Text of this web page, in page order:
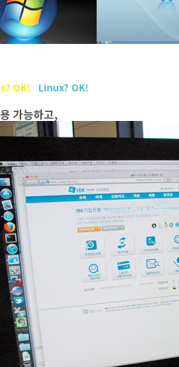
OK! Linux? OK!
가능하고,